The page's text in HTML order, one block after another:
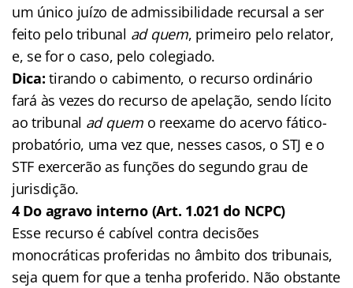
um único juízo de admissibilidade recursal a ser
feito pelo tribunal ad quem, primeiro pelo relator,
e, se for o caso, pelo colegiado.
Dica: tirando o cabimento, o recurso ordinário
fará às vezes do recurso de apelação, sendo lícito
ao tribunal ad quemo reexame do acervo fático-
probatório, uma vez que, nesses casos, o STJ e o
STF exercerão as funções do segundo grau de
jurisdição.
4 Do agravo interno (Art. 1.021 do NCPC)
Esse recurso é cabível contra decisões
monocráticas proferidas no âmbito dos tribunais,
seja quem for que a tenha proferido. Não obstante